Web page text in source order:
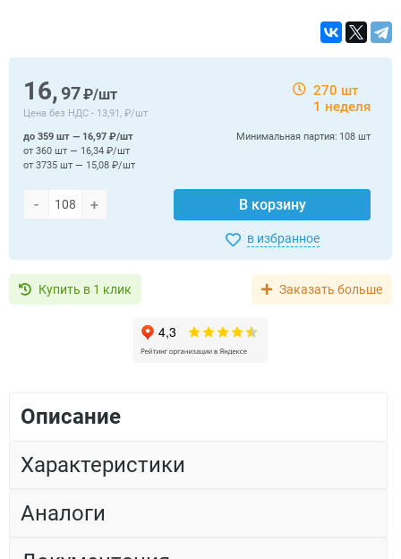
16, 97₽/шт
Цена без НДС - 13,91, ₽/шт
270 шт
1 неделя
- + В корзину
Минимальная партия: 108 шт
до 359 шт — 16,97 ₽/шт
от 360 шт — 16,34 ₽/шт
от 3735 шт — 15,08 ₽/шт
в избранное
Купить в 1 клик Заказать больше
Описание
Характеристики
Аналоги